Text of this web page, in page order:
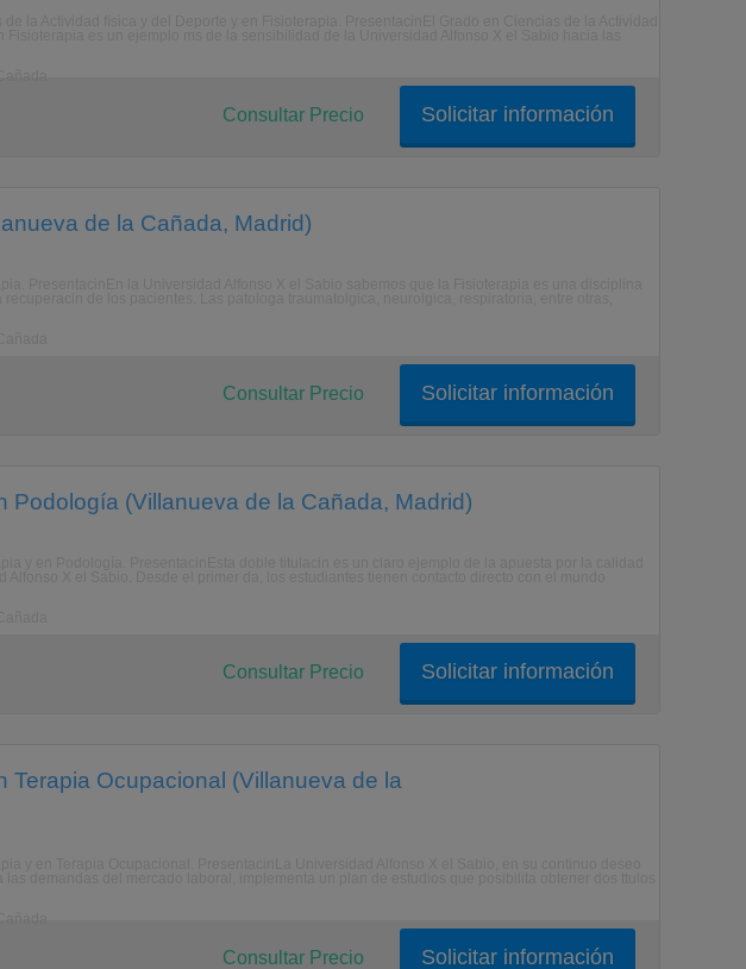
Solicitar información
Consultar Precio
de la Cañada, Madrid)
Solicitar información
Consultar Precio
Podología (Villanueva de la Cañada, Madrid)
Solicitar información
Consultar Precio
Terapia Ocupacional (Villanueva de la
Solicitar información
Consultar Precio